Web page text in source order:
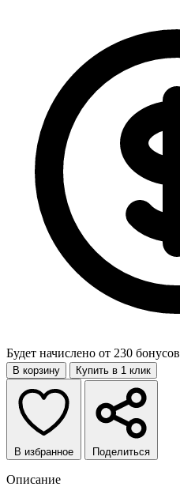
Будет начислено от 230 бонусов
В корзину Купить в 1 клик
В избранное Поделиться
Описание